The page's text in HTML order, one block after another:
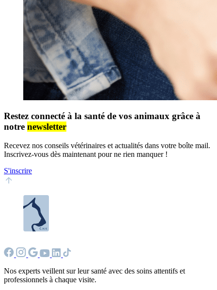
Restez connecté à la santé de vos animaux grâce à
notre newsletter
Recevez nos conseils vétérinaires et actualités dans votre boîte mail.
Inscrivez-vous dès maintenant pour ne rien manquer !
S'inscrire
Nos experts veillent sur leur santé avec des soins attentifs et
professionnels à chaque visite.